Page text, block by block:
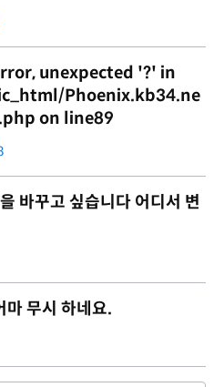
unexpected '?' in
Phoenix.kb34.ne
on line89
바꾸고 싶습니다 어디서 변
마 무시 하네요.